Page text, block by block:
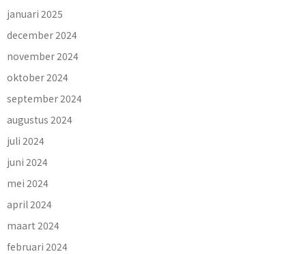
januari 2025
december 2024
november 2024
oktober 2024
september 2024
augustus 2024
juli 2024
juni 2024
mei 2024
april 2024
maart 2024
februari 2024